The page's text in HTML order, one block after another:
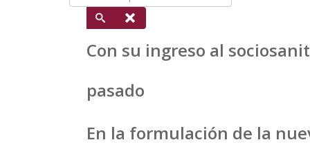
Con su ingreso al
pasado
En la formulación de la